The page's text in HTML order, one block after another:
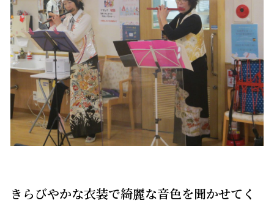
きらびやかな衣装で綺麗な音色を聞かせてく